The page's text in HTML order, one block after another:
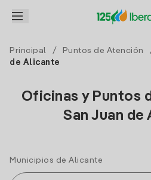
Principal / Puntos de Atención
de Alicante
Oficinas y Puntos
San Juan de
Municipios de Alicante